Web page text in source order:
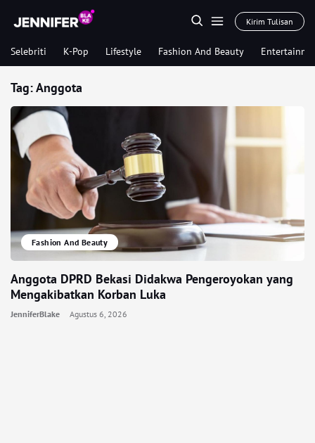
Kirim Tulisan
Selebriti K-Pop Lifestyle Fashion And Beauty
Tag:Anggota
Fashion And Beauty
Anggota DPRD Bekasi Didakwa Pengeroyokan yang
Mengakibatkan Korban Luka
JenniferBlake Agustus 6, 2026